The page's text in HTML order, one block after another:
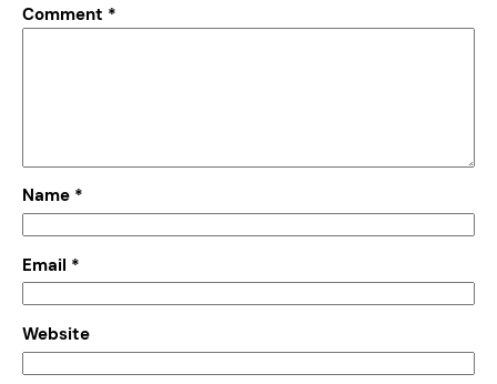
Comment *
Name *
Email *
Website